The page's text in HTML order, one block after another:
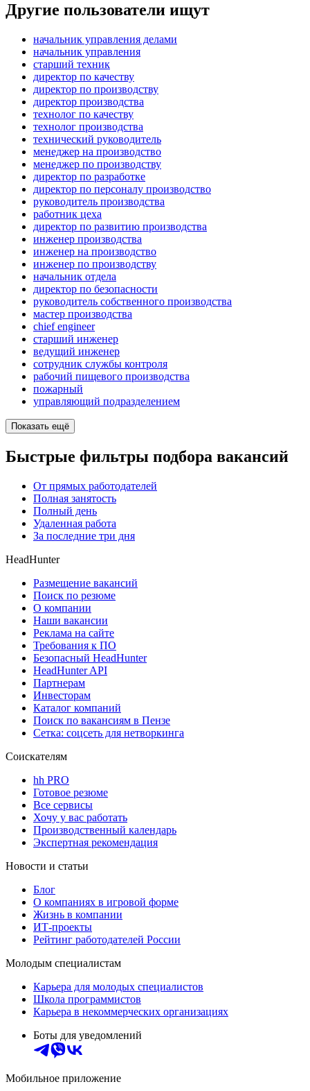
Другие пользователи ищут
начальник управления делами
начальник управления
старший техник
директор по качеству
директор по производству
директор производства
технолог по качеству
технолог производства
технический руководитель
менеджер на производство
менеджер по производству
директор по разработке
директор по персоналу производство
руководитель производства
работник цеха
директор по развитию производства
инженер производства
инженер на производство
инженер по производству
начальник отдела
директор по безопасности
руководитель собственного производства
мастер производства
chief engineer
старший инженер
ведущий инженер
сотрудник службы контроля
рабочий пищевого производства
пожарный
управляющий подразделением
Показать ещё
Быстрые фильтры подбора вакансий
От прямых работодателей
Полная занятость
Полный день
Удаленная работа
За последние три дня
HeadHunter
Размещение вакансий
Поиск по резюме
О компании
Наши вакансии
Реклама на сайте
Требования к ПО
Безопасный HeadHunter
HeadHunter API
Партнерам
Инвесторам
Каталог компаний
Поиск по вакансиям в Пензе
Сетка: соцсеть для нетворкинга
Соискателям
hh PRO
Готовое резюме
Все сервисы
Хочу у вас работать
Производственный календарь
Экспертная рекомендация
Новости и статьи
Блог
О компаниях в игровой форме
Жизнь в компании
ИТ-проекты
Рейтинг работодателей России
Молодым специалистам
Карьера для молодых специалистов
Школа программистов
Карьера в некоммерческих организациях
Боты для уведомлений
Мобильное приложение